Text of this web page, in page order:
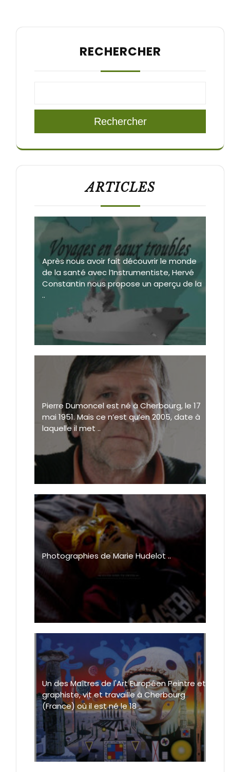
RECHERCHER
Rechercher
ARTICLES
Après nous avoir fait découvrir le monde
de la santé avec l’Instrumentiste, Hervé
Constantin nous propose un aperçu de la
..
Pierre Dumoncel est né à Cherbourg, le 17
mai 1951. Mais ce n’est qu’en 2005, date à
laquelle il met ..
Photographies de Marie Hudelot ..
Un des Maîtres de l'Art Européen Peintre et
graphiste, vit et travaille à Cherbourg
(France) où il est né le 18 ..